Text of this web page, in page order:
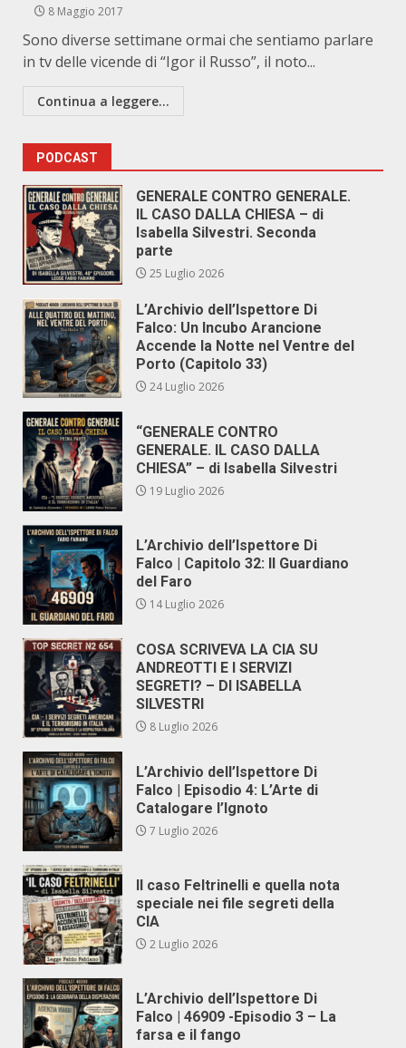
8 Maggio 2017
Sono diverse settimane ormai che sentiamo parlare
in tv delle vicende di “Igor il Russo”, il noto...
Continua a leggere...
PODCAST
GENERALE CONTRO GENERALE.
IL CASO DALLA CHIESA – di
Isabella Silvestri. Seconda
parte
25 Luglio 2026
L’Archivio dell’Ispettore Di
Falco: Un Incubo Arancione
Accende la Notte nel Ventre del
Porto (Capitolo 33)
24 Luglio 2026
“GENERALE CONTRO
GENERALE. IL CASO DALLA
CHIESA” – di Isabella Silvestri
19 Luglio 2026
L’Archivio dell’Ispettore Di
Falco | Capitolo 32: Il Guardiano
del Faro
14 Luglio 2026
COSA SCRIVEVA LA CIA SU
ANDREOTTI E I SERVIZI
SEGRETI? – DI ISABELLA
SILVESTRI
8 Luglio 2026
L’Archivio dell’Ispettore Di
Falco | Episodio 4: L’Arte di
Catalogare l’Ignoto
7 Luglio 2026
Il caso Feltrinelli e quella nota
speciale nei file segreti della
CIA
2 Luglio 2026
L’Archivio dell’Ispettore Di
Falco | 46909 -Episodio 3 – La
farsa e il fango